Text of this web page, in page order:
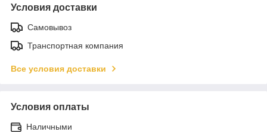
Условия доставки
Самовывоз
Транспортная компания
Все условия доставки
Условия оплаты
Наличными